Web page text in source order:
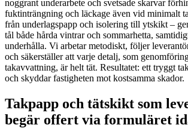
noggrant underarbete och svetsade skarvar
fuktinträngning och läckage även vid minimalt
från underlagspapp och isolering till ytskikt –
tål både hårda vintrar och sommarhetta,
underhålla. Vi arbetar metodiskt, följer
och säkerställer att varje detalj, som
takavvattning, är helt tät. Resultatet: ett tryggt
och skyddar fastigheten mot kostsamma skador.
Takpapp och tätskikt som
begär offert via formuläret